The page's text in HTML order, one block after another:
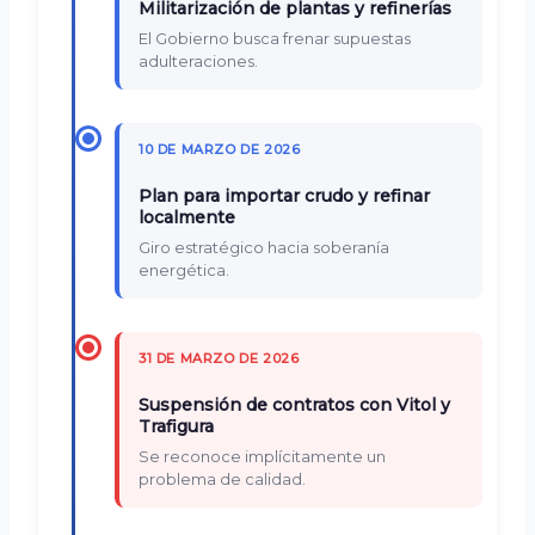
Militarización de plantas y refinerías
El Gobierno busca frenar supuestas
adulteraciones.
10 DE MARZO DE 2026
Plan para importar crudo y refinar
localmente
Giro estratégico hacia soberanía
energética.
31 DE MARZO DE 2026
Suspensión de contratos con Vitol y
Trafigura
Se reconoce implícitamente un
problema de calidad.